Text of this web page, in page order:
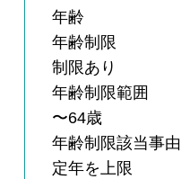
年齢
年齢制限
制限あり
年齢制限範囲
〜64歳
年齢制限該当事由
定年を上限